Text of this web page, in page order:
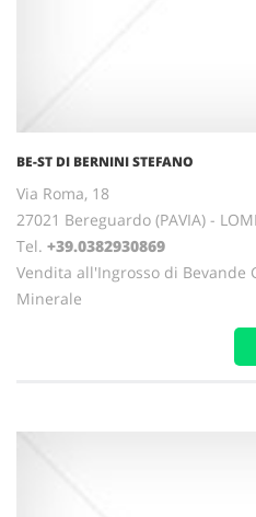
BE-ST DI BERNINI STEFANO
Via Roma, 18
27021 Bereguardo (PAVIA) -
Tel. +39.0382930869
Vendita all'Ingrosso di Bevande
Minerale